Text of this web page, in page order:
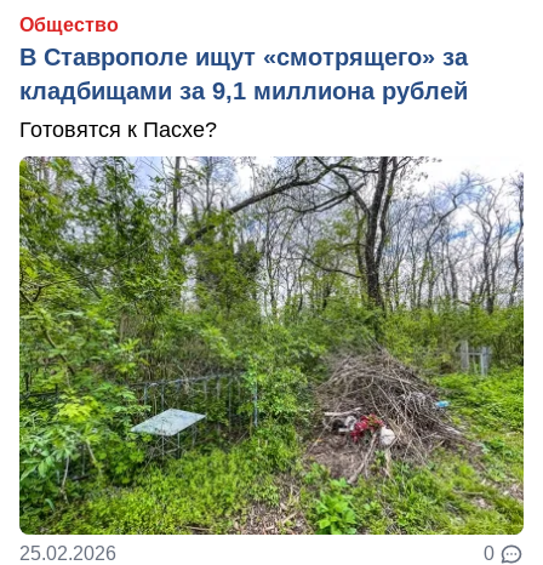
Общество
В Ставрополе ищут «смотрящего» за
кладбищами за 9,1 миллиона рублей
Готовятся к Пасхе?
25.02.2026 0